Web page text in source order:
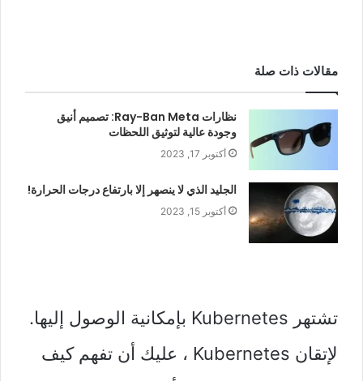
مقالات ذات صلة
نظارات Ray-Ban Meta: تصميم أنيق
وجودة عالية لتوثيق اللحظات
أكتوبر 17, 2023
الجليد الذي لا ينصهر إلا بارتفاع درجات الحرارة!
أكتوبر 15, 2023
تشتهر Kubernetes بإمكانية الوصول إليها.
لإتقان Kubernetes ، عليك أن تفهم كيف